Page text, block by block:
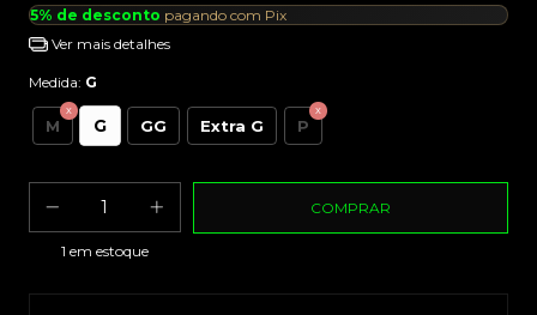
5% de desconto pagando com Pix
Ver mais detalhes
Medida: G
M G GG Extra G P
1 em estoque